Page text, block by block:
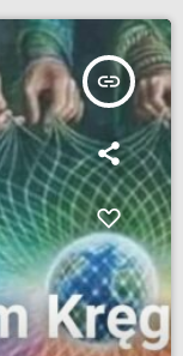
insert_link